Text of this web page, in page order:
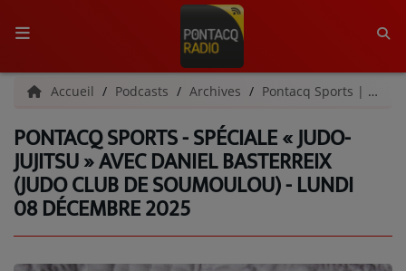
ACCUEIL
RADIO
QUI SOMMES-NOUS ?
L'ÉQUIPE
Accueil Podcasts Archives Pontacq Sports | Archives
PONTACQ SPORTS - SPÉCIALE « JUDO-
JUJITSU » AVEC DANIEL BASTERREIX
(JUDO CLUB DE SOUMOULOU) - LUNDI
08 DÉCEMBRE 2025